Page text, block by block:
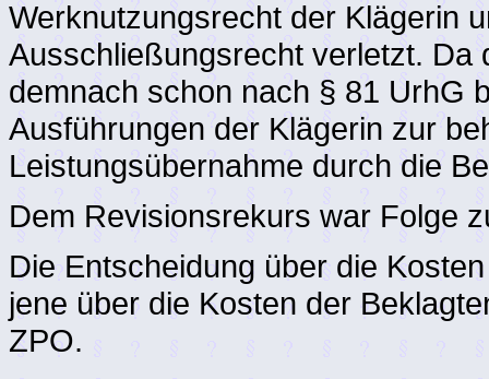
Werknutzungsrecht der Klägerin
Ausschließungsrecht verletzt. Da
demnach schon nach § 81 UrhG
Ausführungen der Klägerin zur
Leistungsübernahme durch die
Dem Revisionsrekurs war Folge
Die Entscheidung über die
jene über die Kosten der
ZPO.